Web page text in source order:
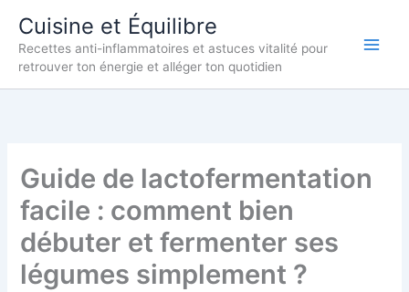
contenu
Cuisine et Équilibre
Recettes anti-inflammatoires et astuces vitalité pour
retrouver ton énergie et alléger ton quotidien
Guide de lactofermentation
facile : comment bien
débuter et fermenter ses
légumes simplement ?